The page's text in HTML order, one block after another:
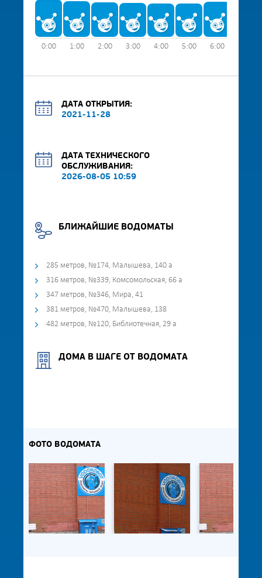
0:00 1:00 2:00 3:00 4:00 5:00 6:00
ДАТА ОТКРЫТИЯ:
2021-11-28
ДАТА ТЕХНИЧЕСКОГО
ОБСЛУЖИВАНИЯ:
2026-08-05 10:59
БЛИЖАЙШИЕ ВОДОМАТЫ
285 метров, №174, Малышева, 140 а
316 метров, №339, Комсомольская, 66 а
347 метров, №346, Мира, 41
381 метров, №470, Малышева, 138
482 метров, №120, Библиотечная, 29 а
ДОМА В ШАГЕ ОТ ВОДОМАТА
ФОТО ВОДОМАТА